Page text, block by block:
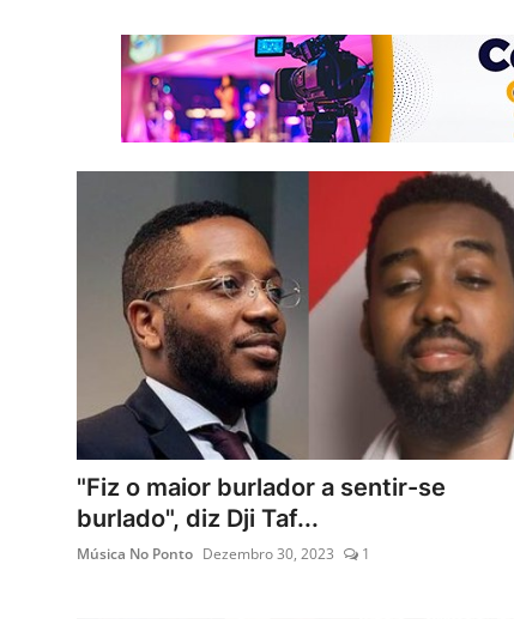
"Fiz o maior burlador a sentir-se
burlado", diz Dji Taf...
Música No Ponto Dezembro 30, 2023 1